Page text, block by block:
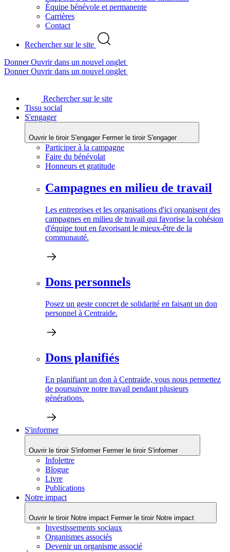
Équipe bénévole et permanente
Carrières
Contact
Rechercher sur le site
DonnerOuvrir dans un nouvel onglet
DonnerOuvrir dans un nouvel onglet
Rechercher sur le site
Tissu social
S'engager
Ouvrir le tiroir S'engager Fermer le tiroir S'engager
Participer à la campagne
Faire du bénévolat
Honneurs et gratitude
Campagnes en milieu de travail
Les entreprises et les organisations d'ici organisent des
campagnes en milieu de travail qui favorise la cohésion
d'équipe tout en favorisant le mieux-être de la
communauté.
Dons personnels
Posez un geste concret de solidarité en faisant un don
personnel à Centraide.
Dons planifiés
En planifiant un don à Centraide, vous nous permettez
de poursuivre notre travail pendant plusieurs
générations.
S'informer
Ouvrir le tiroir S'informer Fermer le tiroir S'informer
Infolettre
Blogue
Livre
Publications
Notre impact
Ouvrir le tiroir Notre impact Fermer le tiroir Notre impact
Investissements sociaux
Organismes associés
Devenir un organisme associé